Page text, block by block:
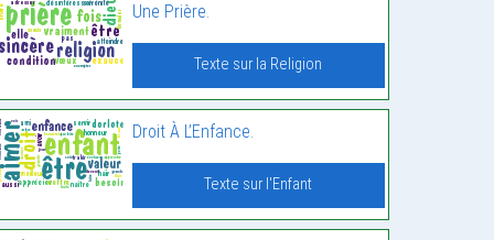
Une Prière.
Texte sur la Religion
Droit À L’Enfance.
Texte sur l'Enfant